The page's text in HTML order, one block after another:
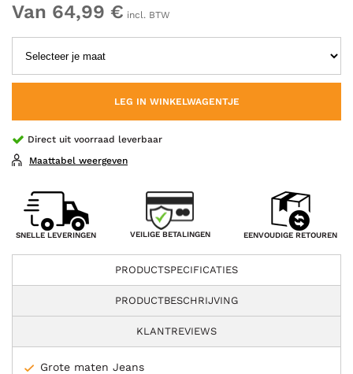
Van 64,99 € incl. BTW
LEG IN WINKELWAGENTJE
Direct uit voorraad leverbaar
Maattabel weergeven
SNELLE LEVERINGEN VEILIGE BETALINGEN EENVOUDIGE RETOUREN
PRODUCTSPECIFICATIES
PRODUCTBESCHRIJVING
KLANTREVIEWS
Grote maten Jeans